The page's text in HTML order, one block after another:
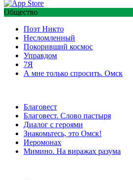
Общество
Поэт Никто
Несломленный
Покоривший космос
Управдом
7Я
А мне только спросить. Омск
Благовест
Благовест. Слово пастыря
Диалог с героями
Знакомьтесь, это Омск!
Иеромонах
Мимино. На виражах разума